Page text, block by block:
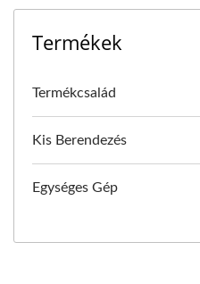
Termékek
Termékcsalád
Kis Berendezés
Egységes Gép